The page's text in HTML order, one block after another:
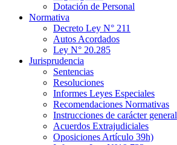
Dotación de Personal
Normativa
Decreto Ley N° 211
Autos Acordados
Ley N° 20.285
Jurisprudencia
Sentencias
Resoluciones
Informes Leyes Especiales
Recomendaciones Normativas
Instrucciones de carácter general
Acuerdos Extrajudiciales
Oposiciones Artículo 39h)